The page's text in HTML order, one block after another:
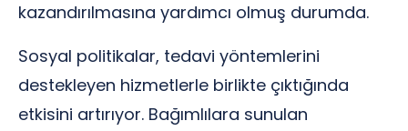
kazandırılmasına yardımcı olmuş durumda.
Sosyal politikalar, tedavi yöntemlerini
destekleyen hizmetlerle birlikte çıktığında
etkisini artırıyor. Bağımlılara sunulan